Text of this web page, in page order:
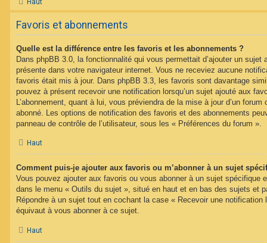
Haut
Favoris et abonnements
Quelle est la différence entre les favoris et les abonnements ?
Dans phpBB 3.0, la fonctionnalité qui vous permettait d’ajouter un
présente dans votre navigateur internet. Vous ne receviez aucune
favoris était mis à jour. Dans phpBB 3.3, les favoris sont davantage
pouvez à présent recevoir une notification lorsqu’un sujet ajouté aux
L’abonnement, quant à lui, vous préviendra de la mise à jour d’un forum
abonné. Les options de notification des favoris et des abonnements
panneau de contrôle de l’utilisateur, sous les « Préférences du forum ».
Haut
Comment puis-je ajouter aux favoris ou m’abonner à un sujet
Vous pouvez ajouter aux favoris ou vous abonner à un sujet spécifique
dans le menu « Outils du sujet », situé en haut et en bas des sujets et
Répondre à un sujet tout en cochant la case « Recevoir une notification
équivaut à vous abonner à ce sujet.
Haut